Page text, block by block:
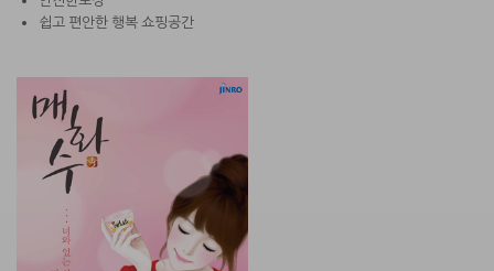
쉽고 편안한 행복 쇼핑공간